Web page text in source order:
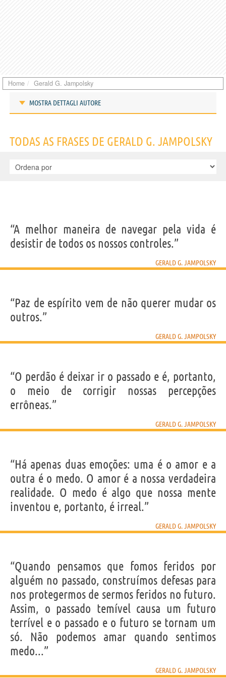
Home Gerald G. Jampolsky
MOSTRA DETTAGLI AUTORE
IDENTIKIT E DADOS PESSOAIS
Nome Gerald G.
Sobrenome Jampolsky
Profissão psiquiatra,escritor
6EM PORTUGUÊS
Personagens relacionados porPROFISSÃO CONTEÚDOS
TODAS AS FRASES DE GERALD G. JAMPOLSKY
“A melhor maneira de navegar pela vida é
desistir de todos os nossos controles.”
GERALD G. JAMPOLSKY
“Paz de espírito vem de não querer mudar os
outros.”
GERALD G. JAMPOLSKY
“O perdão é deixar ir o passado e é, portanto,
o meio de corrigir nossas percepções
errôneas.”
GERALD G. JAMPOLSKY
“Há apenas duas emoções: uma é o amor e a
outra é o medo. O amor é a nossa verdadeira
realidade. O medo é algo que nossa mente
inventou e, portanto, é irreal.”
GERALD G. JAMPOLSKY
“Quando pensamos que fomos feridos por
alguém no passado, construímos defesas para
nos protegermos de sermos feridos no futuro.
Assim, o passado temível causa um futuro
terrível e o passado e o futuro se tornam um
só. Não podemos amar quando sentimos
medo...”
GERALD G. JAMPOLSKY